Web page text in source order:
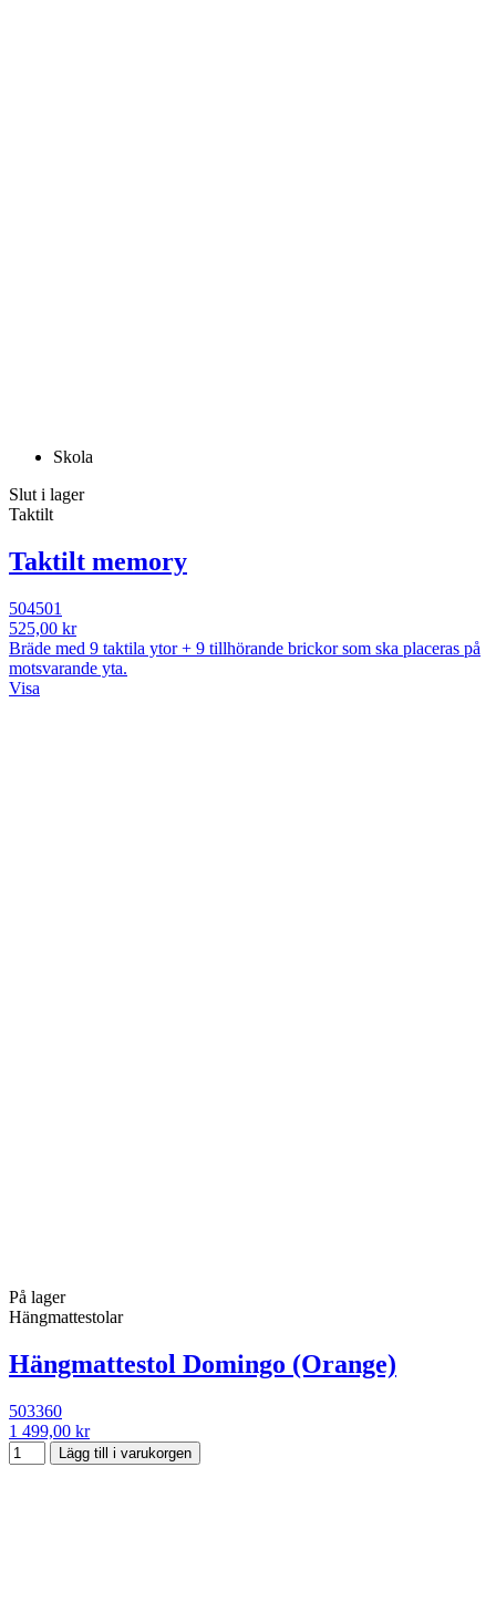
Skola
Slut i lager
Taktilt
Taktilt memory
504501
525,00 kr
Bräde med 9 taktila ytor + 9 tillhörande brickor som ska placeras på
motsvarande yta.
Visa
På lager
Hängmattestolar
Hängmattestol Domingo (Orange)
503360
1 499,00 kr
Lägg till i varukorgen